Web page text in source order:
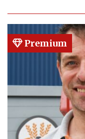
Premium